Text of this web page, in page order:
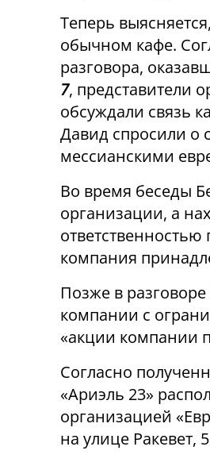
Теперь
обычном кафе.
разговора,
7, представители
обсуждали связь
Давид спросили о
мессианскими
Во время беседы
организации, а
компания
Позже в
компании с
«акции компании
Согласно
«Ариэль 23»
организацией
на улице Ракевет,